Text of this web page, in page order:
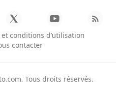
conditions d’utilisation
contacter
. Tous droits réservés.